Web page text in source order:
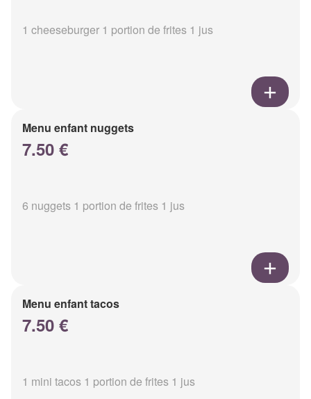
1 cheeseburger 1 portion de frites 1 jus
Menu enfant nuggets
7.50 €
6 nuggets 1 portion de frites 1 jus
Menu enfant tacos
7.50 €
1 mini tacos 1 portion de frites 1 jus